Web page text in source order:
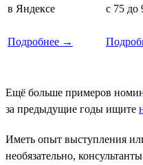
в Яндексе
Подробнее →
с 75 до
Ещё больше примеров
за предыдущие годы ищите
Иметь опыт выступления
необязательно,